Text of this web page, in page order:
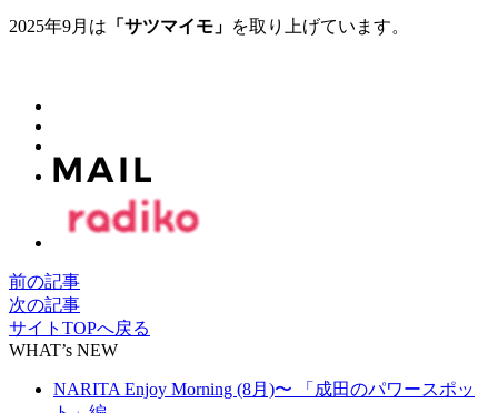
2025年9月は 「サツマイモ」 を取り上げています。
前の記事
次の記事
サイトTOPへ戻る
WHAT’s NEW
NARITA Enjoy Morning (8月)〜 「成田のパワースポッ